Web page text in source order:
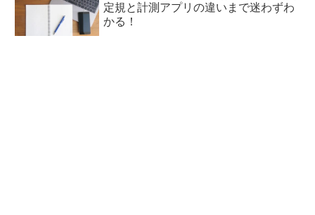
定規と計測アプリの違いまで迷わずわ
かる！